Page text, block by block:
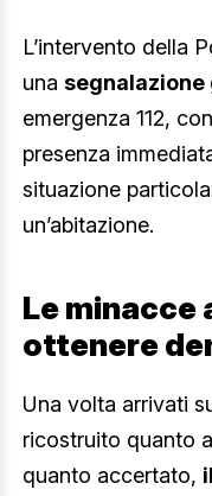
L’intervento della
una segnalazione
emergenza 112,
presenza
situazione
un’abitazione.
Le minacce
ottenere
Una volta arrivati
ricostruito quanto
quanto accertato,